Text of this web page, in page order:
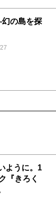
幻の島を探
ように。1
『きろく